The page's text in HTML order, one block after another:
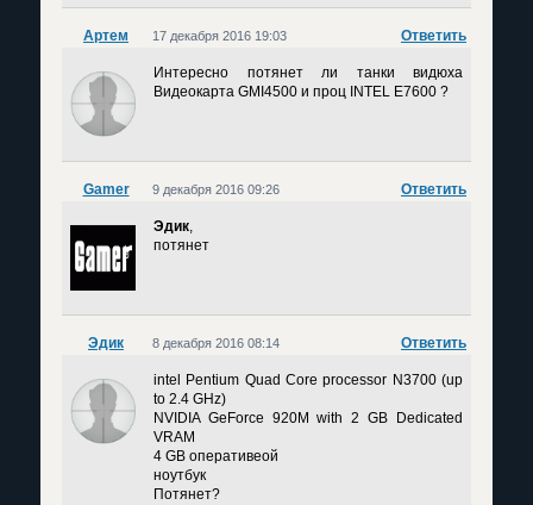
Артем Ответить
17 декабря 2016 19:03
Интересно потянет ли танки видюха
Видеокарта GMI4500 и проц INTEL E7600 ?
Gamer Ответить
9 декабря 2016 09:26
Эдик,
потянет
Эдик Ответить
8 декабря 2016 08:14
intel Pentium Quad Core processor N3700 (up
to 2.4 GHz)
NVIDIA GeForce 920M with 2 GB Dedicated
VRAM
4 GB оперативеой
ноутбук
Потянет?